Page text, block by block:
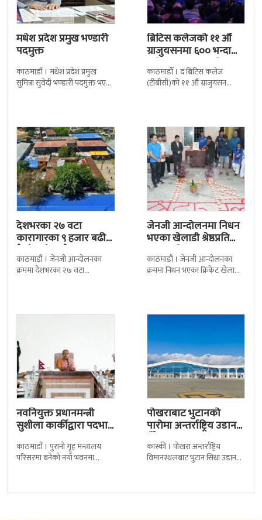
मधेश प्रदेश प्रमुख भण्डारी
पदमुक्त
काठमाडौं । मधेश प्रदेश प्रमुख
सुमित्रा सुवेदी भण्डारी पदमुक्त भएकी
ब्रिटिस कलेजको ११ औँ
ग्राजुयसनमा ६०० भन्दा
बढी ग्राजुयट सम्मानित
काठमाडौँ । द ब्रिटिस कलेज
(टीबीसी)को ११ औं ग्राजुयसन
देशभरका २७ वटा
कारागारका ९ हजार बढी
कैदीबन्दी अझै फरार
काठमाडौं । जेनजी आन्दोलनका
क्रममा देशभरका २७ वटा
जेनजी आन्दोलनमा निधन
भएका खेलाडी श्रेष्ठप्रति
श्रद्धाञ्जली
काठमाडौं । जेनजी आन्दोलनका
क्रममा निधन भएका क्रिकेट खेलाडी
नवनियुक्त प्रधानमन्त्री
सुशीला कार्कीद्वारा पदभार
काठमाडौं । पुरानो गृह मन्त्रालय
परिसरमा बनेको नयाँ भवनमा
नवनियुक्त
पोखराबाट भुटानको
पारोमा अन्तर्राष्ट्रिय उडान
हुँदै
कास्की । पोखरा अन्तर्राष्ट्रिय
विमानस्थलबाट भुटान सिधा उडान
लागेको हो